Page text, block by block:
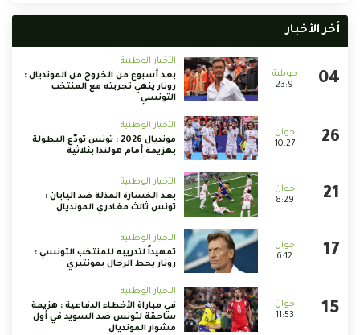
أخر الأخبار
23:9
الأخبار الوطنية
بعد أسبوع من الخروج من المونديال :
رونار ينهي تجربته مع المنتخب
التونسي
10:27
الأخبار الوطنية
مونديال 2026 : تونس تودّع البطولة
بهزيمة أمام هولندا بثلاثية
8:29
الأخبار الوطنية
بعد الخسارة المذلة ضد اليابان :
تونس ثالث مغادري المونديال
6:12
الأخبار الوطنية
تمهيداً لتدريبه للمنتخب التونسي :
رونار يحط الرحال بمونتيري
11:53
الأخبار الوطنية
في مباراة الأخطاء الدفاعية : هزيمة
ساحقة لتونس ضد السويد في أول
مشوار المونديال